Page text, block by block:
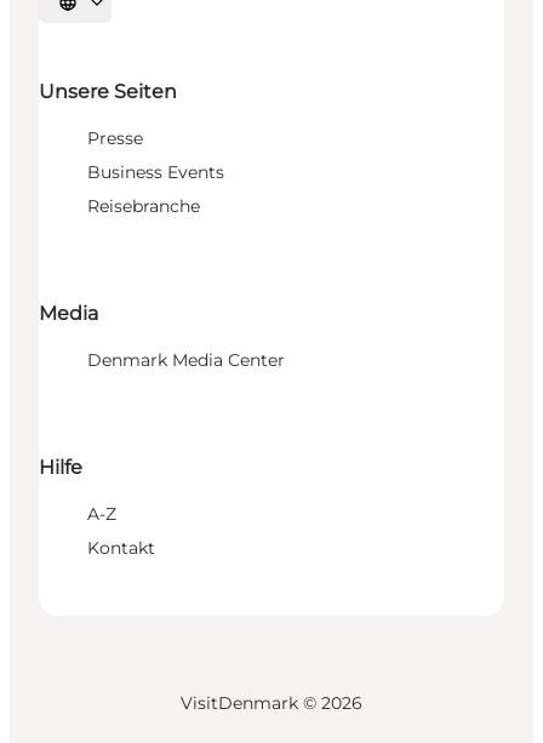
Sprache auswählen
Unsere Seiten
Presse
Business Events
Reisebranche
Media
Denmark Media Center
Hilfe
A-Z
Kontakt
VisitDenmark © 2026